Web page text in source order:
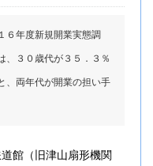
６年度新規開業実態調
、３０歳代が３５．３％
、両年代が開業の担い手
館（旧津山扇形機関